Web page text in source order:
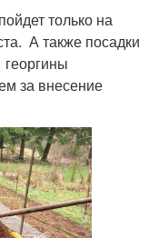
только на
А также посадки
за внесение